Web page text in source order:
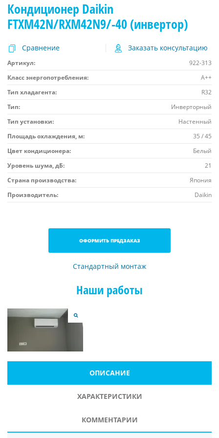
Кондиционер Daikin
FTXM42N/RXM42N9/-40 (инвертор)
Сравнение Заказать консультацию
Артикул:
922-313
Класс энергопотребления:
A++
Тип хладагента:
R32
Тип:
Инверторный
Тип установки:
Настенный
Площадь охлаждения, м:
35 / 45
Цвет кондиционера:
Белый
Уровень шума, дБ:
21
Страна производства:
Япония
Производитель:
Daikin
ОФОРМИТЬ ПРЕДЗАКАЗ
Стандартный монтаж
Наши работы
ОПИСАНИЕ
ХАРАКТЕРИСТИКИ
КОММЕНТАРИИ